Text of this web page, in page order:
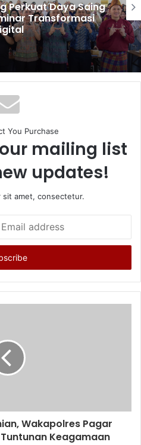
Perkuat Daya Saing
Transformasi
You Purchase
mailing list
updates!
sit amet, consectetur.
Wakapolres Pagar
Keagamaan